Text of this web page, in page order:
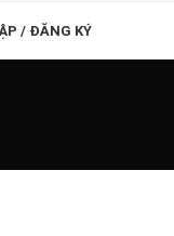
/ ĐĂNG KÝ